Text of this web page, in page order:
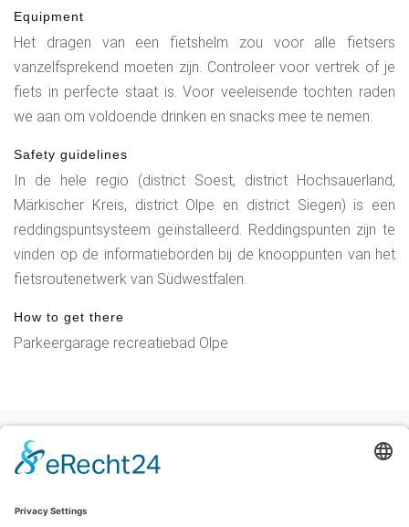
Equipment
Het dragen van een fietshelm zou voor alle fietsers
vanzelfsprekend moeten zijn. Controleer voor vertrek of je
fiets in perfecte staat is. Voor veeleisende tochten raden
we aan om voldoende drinken en snacks mee te nemen.
Safety guidelines
In de hele regio (district Soest, district Hochsauerland,
Märkischer Kreis, district Olpe en district Siegen) is een
reddingspuntsysteem geïnstalleerd. Reddingspunten zijn te
vinden op de informatieborden bij de knooppunten van het
fietsroutenetwerk van Südwestfalen.
How to get there
Parkeergarage recreatiebad Olpe